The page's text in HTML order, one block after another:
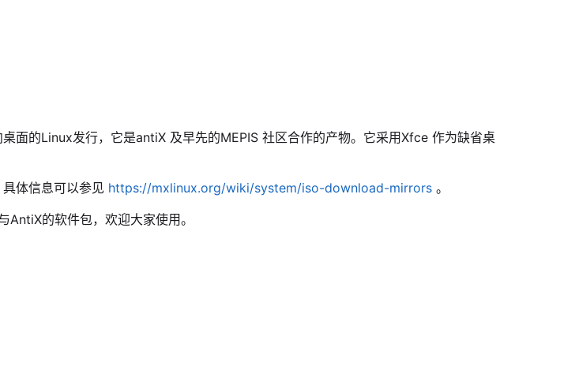
面的Linux发行，它是antiX 及早先的MEPIS 社区合作的产物。它采用Xfce 作为缺省桌
体信息可以参见 https://mxlinux.org/wiki/system/iso-download-mirrors 。
AntiX的软件包，欢迎大家使用。